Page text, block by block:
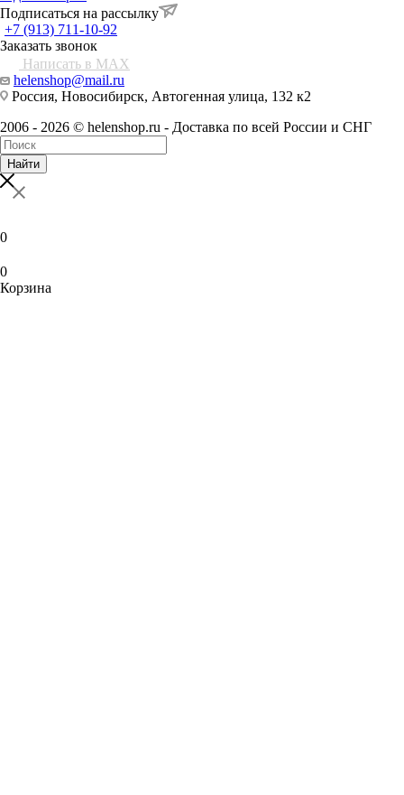
Подписаться на рассылку
+7 (913) 711-10-92
Заказать звонок
Написать в MAX
helenshop@mail.ru
Россия, Новосибирск, Автогенная улица, 132 к2
2006 - 2026 © helenshop.ru - Доставка по всей России и СНГ
Найти
0
0
Корзина